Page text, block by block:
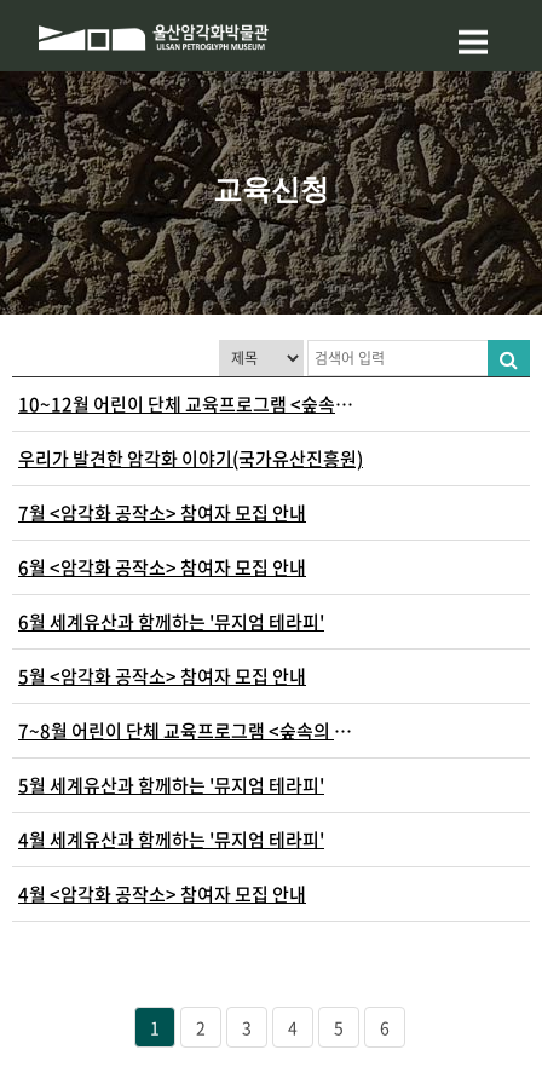
교육신청
10~12월 어린이 단체 교육프로그램 <숲속의 박물관 ..
우리가 발견한 암각화 이야기(국가유산진흥원)
7월 <암각화 공작소> 참여자 모집 안내
6월 <암각화 공작소> 참여자 모집 안내
6월 세계유산과 함께하는 '뮤지엄 테라피'
5월 <암각화 공작소> 참여자 모집 안내
7~8월 어린이 단체 교육프로그램 <숲속의 박물관 학교..
5월 세계유산과 함께하는 '뮤지엄 테라피'
4월 세계유산과 함께하는 '뮤지엄 테라피'
4월 <암각화 공작소> 참여자 모집 안내
1 2 3 4 5 6